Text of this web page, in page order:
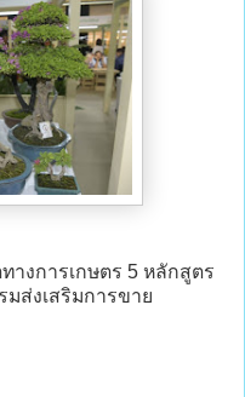
างการเกษตร 5 หลักสูตร
ส่งเสริมการขาย